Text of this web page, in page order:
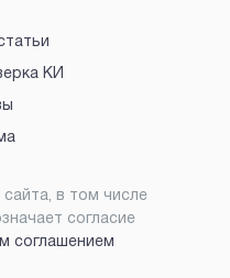
КИ
в том числе
согласие
соглашением